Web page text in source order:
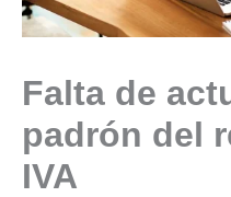
Falta de
padrón del
IVA